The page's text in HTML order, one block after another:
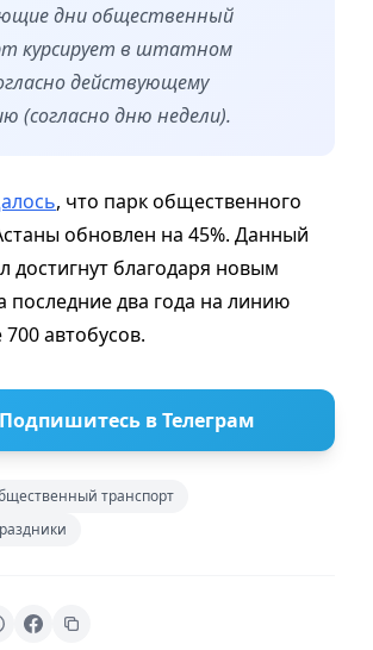
дни общественный
курсирует в штатном
действующему
(согласно дню недели).
, что парк общественного
обновлен на 45%. Данный
достигнут благодаря новым
последние два года на линию
автобусов.
Подпишитесь в Телеграм
транспорт